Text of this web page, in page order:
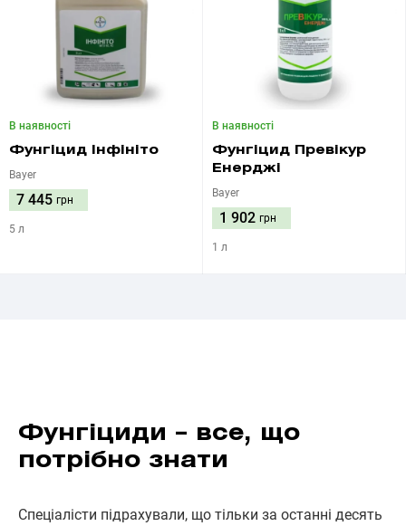
В наявності
Фунгіцид Інфініто
Bayer
7 445 грн
5 л
В наявності
Фунгіцид Превікур
Енерджі
Bayer
1 902 грн
1 л
Фунгіциди – все, що
потрібно знати
Спеціалісти підрахували, що тільки за останні десять